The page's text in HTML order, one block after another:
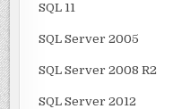
SQL 11
SQL Server 2005
SQL Server 2008 R2
SQL Server 2012